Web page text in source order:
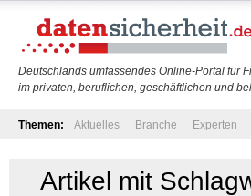
Deutschlands umfassendes Online-Portal für
im privaten, beruflichen, geschäftlichen und
Themen: Aktuelles Branche Experten
Artikel mit